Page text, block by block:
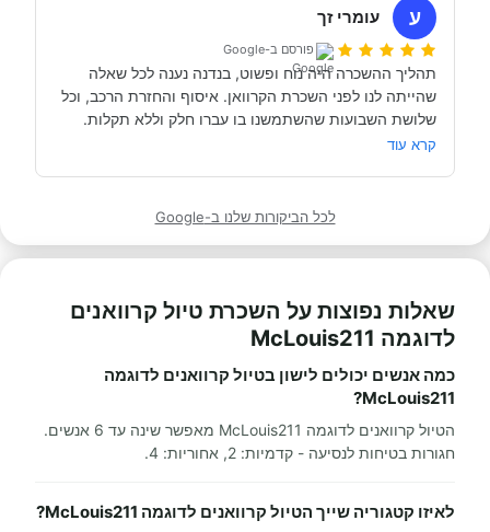
תודה אבי!
ע עומרי זך
פורסם ב-Google
מאוד מומלץ לכל מי שרוצה לעשות חופשה בקרוואן.
קרא עוד
לכל הביקורות שלנו ב-Google
שאלות נפוצות על השכרת טיול קרוואנים
לדוגמה McLouis211
כמה אנשים יכולים לישון בטיול קרוואנים לדוגמה
McLouis211?
הטיול קרוואנים לדוגמה McLouis211 מאפשר שינה עד 6 אנשים.
חגורות בטיחות לנסיעה - קדמיות: 2, אחוריות: 4.
לאיזו קטגוריה שייך הטיול קרוואנים לדוגמה McLouis211?